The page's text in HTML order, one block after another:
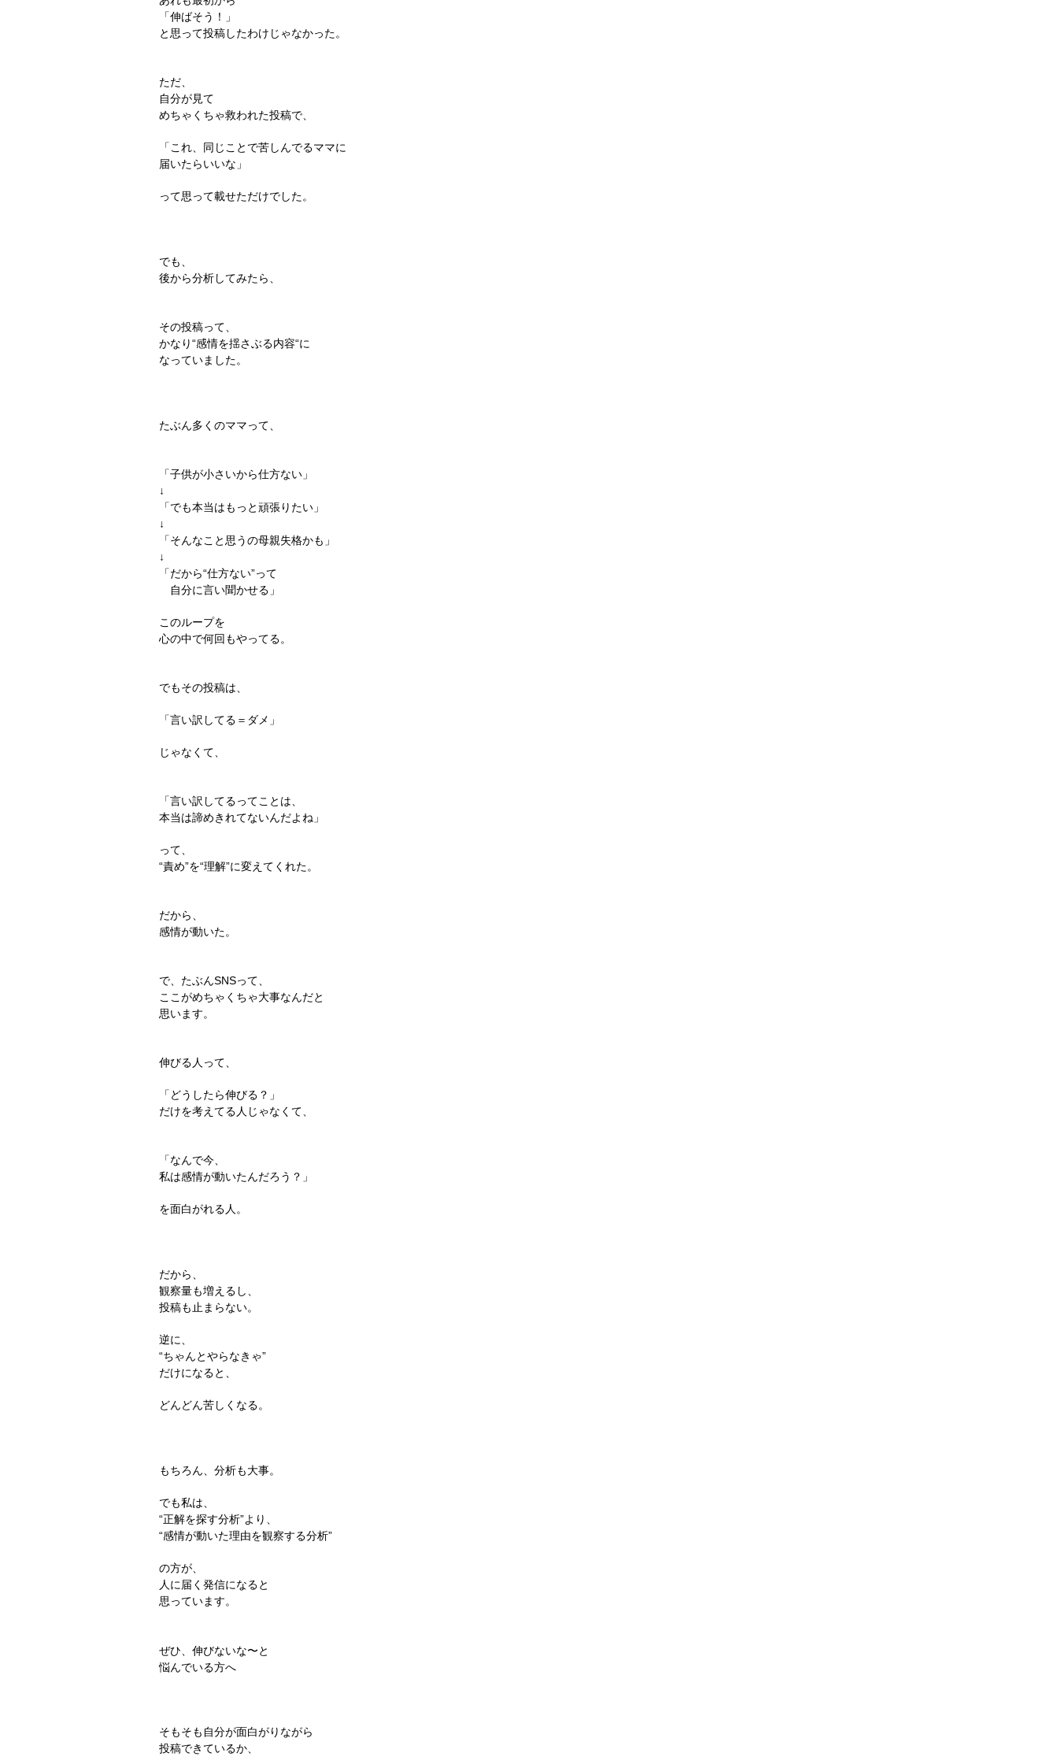
「伸ばそう！」
と思って投稿したわけじゃなかった。
ただ、
自分が見て
めちゃくちゃ救われた投稿で、
「これ、同じことで苦しんでるママに
届いたらいいな」
って思って載せただけでした。
でも、
後から分析してみたら、
その投稿って、
かなり“感情を揺さぶる内容“に
なっていました。
たぶん多くのママって、
「子供が小さいから仕方ない」
↓
「でも本当はもっと頑張りたい」
↓
「そんなこと思うの母親失格かも」
↓
「だから“仕方ない”って
自分に言い聞かせる」
このループを
心の中で何回もやってる。
でもその投稿は、
「言い訳してる＝ダメ」
じゃなくて、
「言い訳してるってことは、
本当は諦めきれてないんだよね」
って、
“責め”を“理解”に変えてくれた。
だから、
感情が動いた。
で、たぶんSNSって、
ここがめちゃくちゃ大事なんだと
思います。
伸びる人って、
「どうしたら伸びる？」
だけを考えてる人じゃなくて、
「なんで今、
私は感情が動いたんだろう？」
を面白がれる人。
だから、
観察量も増えるし、
投稿も止まらない。
逆に、
“ちゃんとやらなきゃ”
だけになると、
どんどん苦しくなる。
もちろん、分析も大事。
でも私は、
“正解を探す分析”より、
“感情が動いた理由を観察する分析”
の方が、
人に届く発信になると
思っています。
ぜひ、伸びないな〜と
悩んでいる方へ
そもそも自分が面白がりながら
投稿できているか、